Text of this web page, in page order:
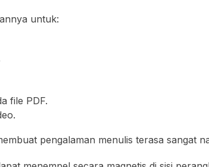
untuk:
file PDF.
pengalaman menulis terasa sangat